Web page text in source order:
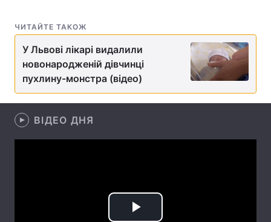
Техно і зв'язок
Зброя Інциденти
Здоров'я
ЧИТАЙТЕ ТАКОЖ
У Львові лікарі видалили
новонародженій дівчинці
пухлину-монстра (відео)
ВІДЕО ДНЯ